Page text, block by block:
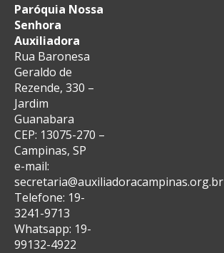
Paróquia Nossa
Senhora
Auxiliadora
Rua Baronesa
Geraldo de
Rezende, 330 –
Jardim
Guanabara
CEP: 13075-270 –
Campinas, SP
e-mail:
secretaria@auxiliadoracampinas.org.br
Telefone: 19-
3241-9713
Whatsapp: 19-
99132-4922